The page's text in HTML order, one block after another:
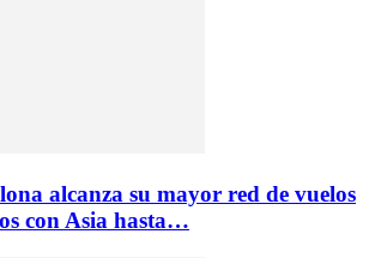
alcanza su mayor red de vuelos
con Asia hasta…